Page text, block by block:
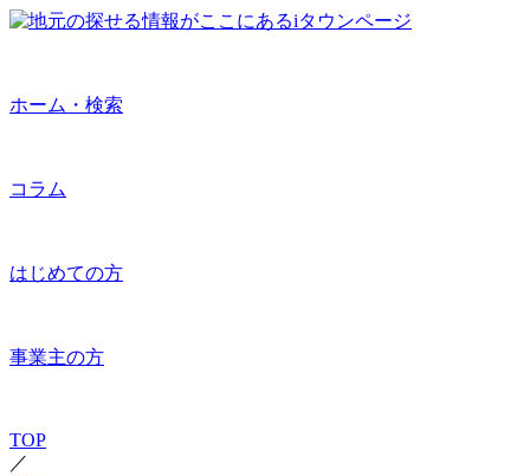
ホーム・検索
コラム
はじめての方
事業主の方
TOP
／